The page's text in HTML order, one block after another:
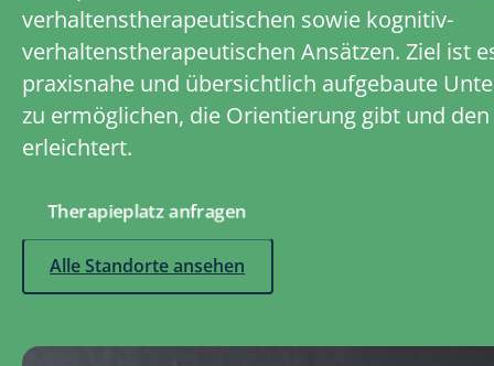
verhaltenstherapeutischen sowie kognitiv-
verhaltenstherapeutischen Ansätzen. Ziel ist
praxisnahe und übersichtlich aufgebaute
zu ermöglichen, die Orientierung gibt und
erleichtert.
Therapieplatz anfragen
Alle Standorte ansehen